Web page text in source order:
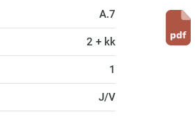
A.7
2 + kk
1
J/V